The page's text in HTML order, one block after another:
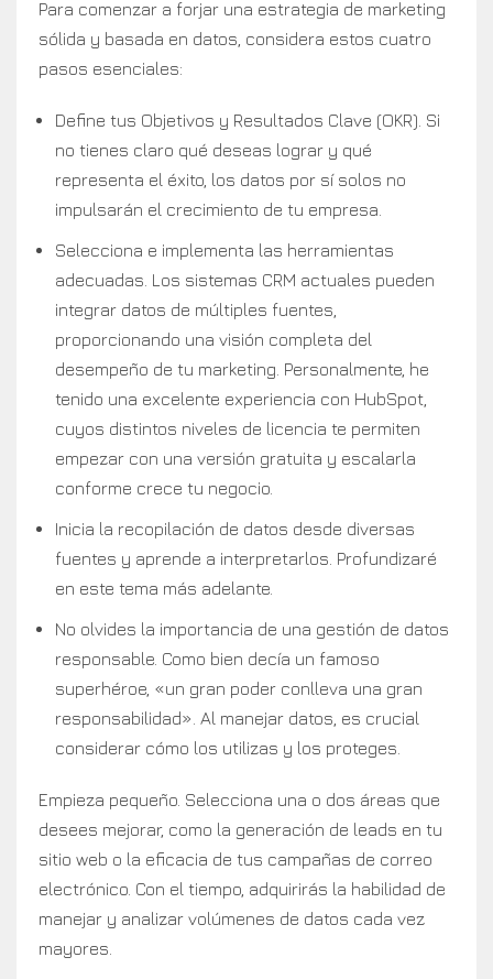
Para comenzar a forjar una estrategia de marketing
sólida y basada en datos, considera estos cuatro
pasos esenciales:
Define tus Objetivos y Resultados Clave (OKR). Si
no tienes claro qué deseas lograr y qué
representa el éxito, los datos por sí solos no
impulsarán el crecimiento de tu empresa.
Selecciona e implementa las herramientas
adecuadas. Los sistemas CRM actuales pueden
integrar datos de múltiples fuentes,
proporcionando una visión completa del
desempeño de tu marketing. Personalmente, he
tenido una excelente experiencia con HubSpot,
cuyos distintos niveles de licencia te permiten
empezar con una versión gratuita y escalarla
conforme crece tu negocio.
Inicia la recopilación de datos desde diversas
fuentes y aprende a interpretarlos. Profundizaré
en este tema más adelante.
No olvides la importancia de una gestión de datos
responsable. Como bien decía un famoso
superhéroe, «un gran poder conlleva una gran
responsabilidad». Al manejar datos, es crucial
considerar cómo los utilizas y los proteges.
Empieza pequeño. Selecciona una o dos áreas que
desees mejorar, como la generación de leads en tu
sitio web o la eficacia de tus campañas de correo
electrónico. Con el tiempo, adquirirás la habilidad de
manejar y analizar volúmenes de datos cada vez
mayores.